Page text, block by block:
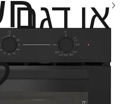
או דגם